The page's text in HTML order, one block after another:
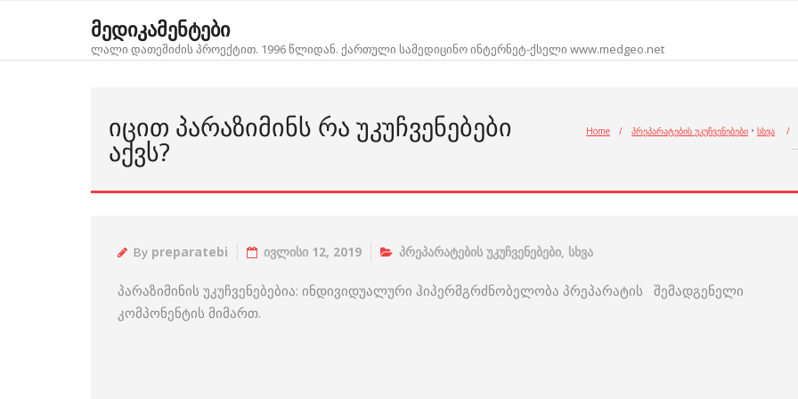
მედიკამენტები
ლალი დათეშიძის პროექტით. 1996 წლიდან. ქართული სამედიცინო ინტერნეტ-ქსელი www.medgeo.net
ᲘᲪᲘᲗ ᲞᲐᲠᲐᲖᲘᲛᲘᲜᲡ ᲠᲐ ᲣᲙᲣᲩᲕᲔᲜᲔᲑᲔᲑᲘ
ᲐᲥᲕᲡ?
Home / პრეპარატების უკუჩვენებები • სხვა
/
…
By preparatebi ივლისი 12, 2019 პრეპარატების უკუჩვენებები, სხვა
პარაზიმინის უკუჩვენებებია: ინდივიდუალური ჰიპერმგრძნობელობა პრეპარატის შემადგენელი
კომპონენტის მიმართ.